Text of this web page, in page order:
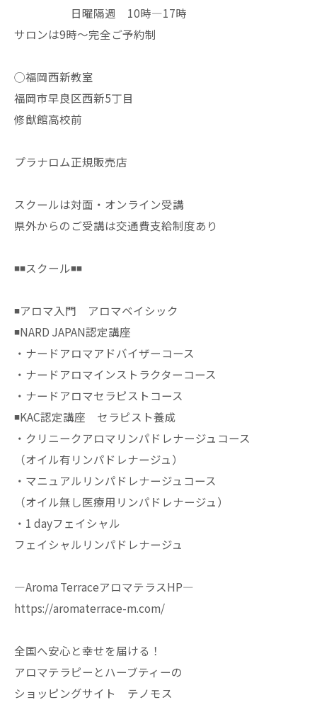
日曜隔週 10時—17時
サロンは9時〜完全ご予約制
◯福岡西新教室
福岡市早良区西新5丁目
修猷館高校前
プラナロム正規販売店
スクールは対面・オンライン受講
県外からのご受講は交通費支給制度あり
◾️◾️スクール◾️◾️
◾️アロマ入門 アロマベイシック
◾️NARD JAPAN認定講座
・ナードアロマアドバイザーコース
・ナードアロマインストラクターコース
・ナードアロマセラピストコース
◾️KAC認定講座 セラピスト養成
・クリニークアロマリンパドレナージュコース
（オイル有リンパドレナージュ）
・マニュアルリンパドレナージュコース
（オイル無し医療用リンパドレナージュ）
・1 dayフェイシャル
フェイシャルリンパドレナージュ
—Aroma TerraceアロマテラスHP—
https://aromaterrace-m.com/
全国へ安心と幸せを届ける！
アロマテラピーとハーブティーの
ショッピングサイト テノモス